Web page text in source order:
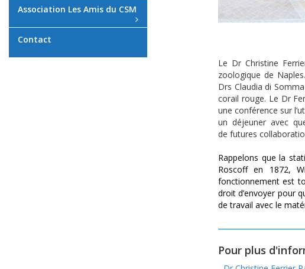
Association Les Amis du CSM
Contact
Le Dr Christine
zoologique de
Drs Claudia di
corail rouge. Le Dr
une conférence sur
un déjeuner avec
de futures
Rappelons que la
Roscoff en 1872,
fonctionnement est
droit d’envoyer pour
de travail avec le
Pour plus